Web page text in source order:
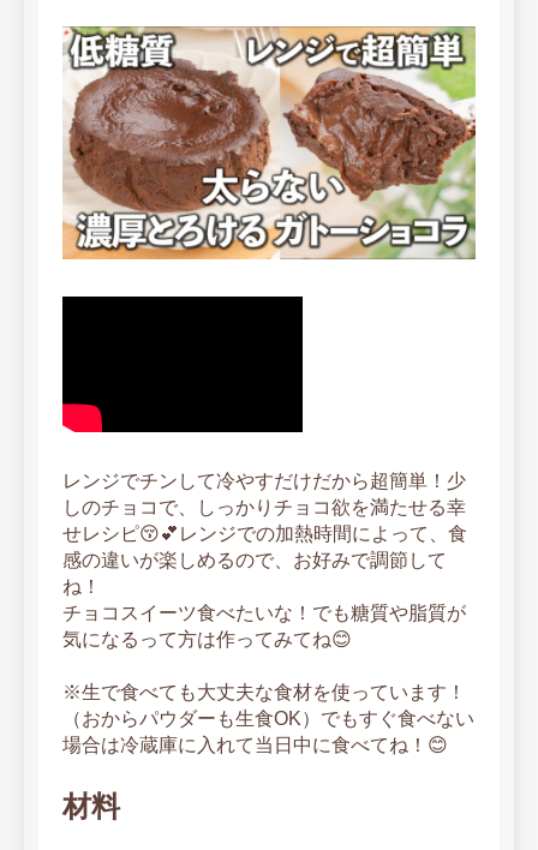
レンジでチンして冷やすだけだから超簡単！少
しのチョコで、しっかりチョコ欲を満たせる幸
せレシピ😚💕レンジでの加熱時間によって、食
感の違いが楽しめるので、お好みで調節して
ね！
チョコスイーツ食べたいな！でも糖質や脂質が
気になるって方は作ってみてね😊
※生で食べても大丈夫な食材を使っています！
（おからパウダーも生食OK）でもすぐ食べない
場合は冷蔵庫に入れて当日中に食べてね！😊
材料